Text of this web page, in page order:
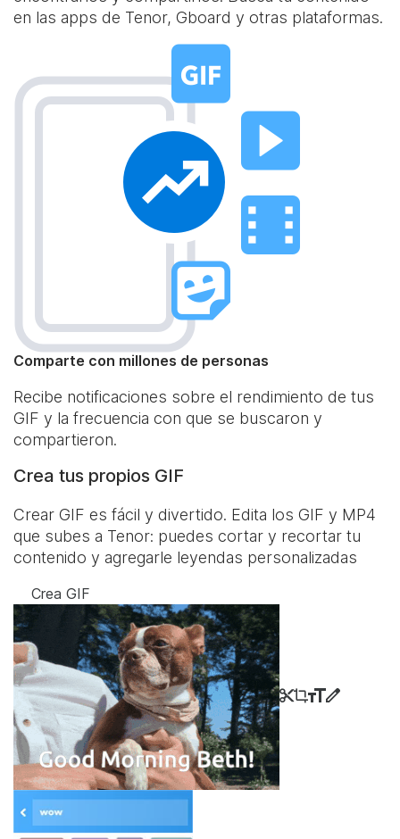
en las apps de Tenor, Gboard y otras plataformas.
Comparte con millones de personas
Recibe notificaciones sobre el rendimiento de tus
GIF y la frecuencia con que se buscaron y
compartieron.
Crea tus propios GIF
Crear GIF es fácil y divertido. Edita los GIF y MP4
que subes a Tenor: puedes cortar y recortar tu
contenido y agregarle leyendas personalizadas
Crea GIF